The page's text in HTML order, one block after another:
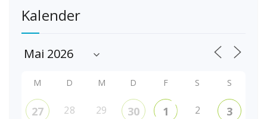
Kalender
M D M D F S S
27 28 29 30 1 2 3